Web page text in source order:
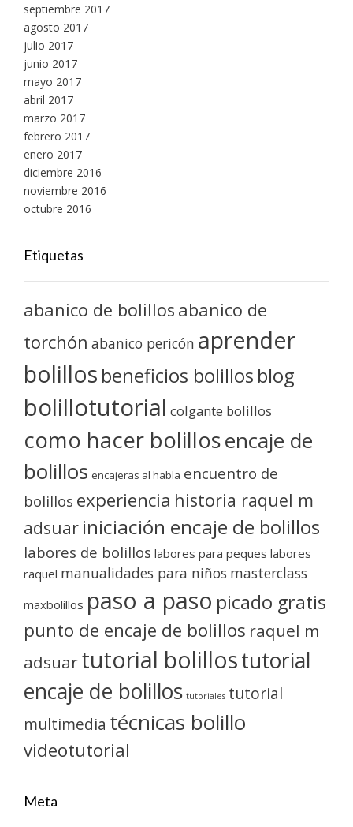
septiembre 2017
agosto 2017
julio 2017
junio 2017
mayo 2017
abril 2017
marzo 2017
febrero 2017
enero 2017
diciembre 2016
noviembre 2016
octubre 2016
Etiquetas
abanico de bolillos abanico de
torchón abanico pericón aprender
bolillos beneficios bolillos blog
bolillotutorial colgante bolillos
como hacer bolillosencaje de
bolillos encajeras al habla encuentro de
bolillos experiencia historia raquel m
adsuar iniciación encaje de bolillos
labores de bolillos labores para peques labores
raquel manualidades para niños masterclass
maxbolillos paso a paso picado gratis
punto de encaje de bolillos raquel m
adsuartutorial bolillostutorial
encaje de bolillos tutoriales tutorial
multimedia técnicas bolillo
videotutorial
Meta